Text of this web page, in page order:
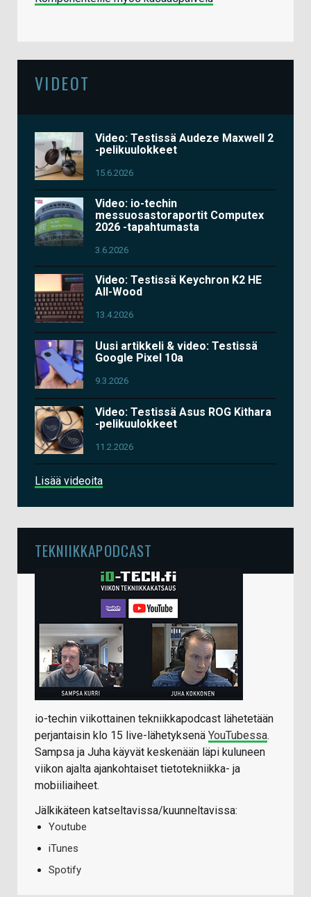
VIDEOT
Video: Testissä Audeze Maxwell 2
-pelikuulokkeet
15.6.2026
Video: io-techin
messuosastoraportit Computex
2026 -tapahtumasta
3.6.2026
Video: Testissä Keychron K2 HE
All-Wood
13.4.2026
Uusi artikkeli & video: Testissä
Google Pixel 10a
9.3.2026
Video: Testissä Asus ROG Kithara
-pelikuulokkeet
11.2.2026
Lisää videoita
TEKNIIKKAPODCAST
io-techin viikottainen tekniikkapodcast lähetetään
perjantaisin klo 15 live-lähetyksenä YouTubessa.
Sampsa ja Juha käyvät keskenään läpi kuluneen
viikon ajalta ajankohtaiset tietotekniikka- ja
mobiiliaiheet.
Jälkikäteen katseltavissa/kuunneltavissa:
Youtube
iTunes
Spotify